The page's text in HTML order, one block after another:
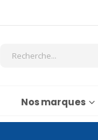
Nos marques